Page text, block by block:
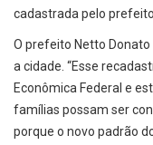
cadastrada pelo
O prefeito Netto
a cidade. “Esse
Econômica Federal e
famílias possam ser
porque o novo padrão